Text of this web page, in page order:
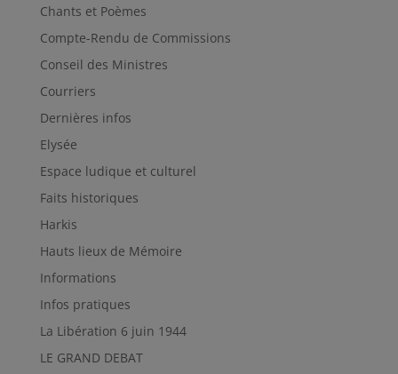
Chants et Poèmes
Compte-Rendu de Commissions
Conseil des Ministres
Courriers
Dernières infos
Elysée
Espace ludique et culturel
Faits historiques
Harkis
Hauts lieux de Mémoire
Informations
Infos pratiques
La Libération 6 juin 1944
LE GRAND DEBAT